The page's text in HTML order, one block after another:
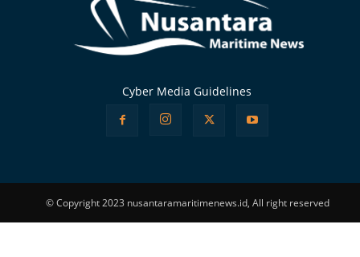
Cyber Media Guidelines
© Copyright 2023 nusantaramaritimenews.id, All right reserved